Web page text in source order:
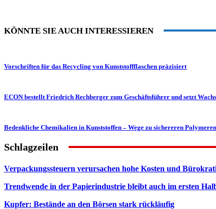
KÖNNTE SIE AUCH INTERESSIEREN
Vorschriften für das Recycling von Kunststoffflaschen präzisiert
ECON bestellt Friedrich Rechberger zum Geschäftsführer und setzt
Bedenkliche Chemikalien in Kunststoffen – Wege zu sichereren Polymeren
Schlagzeilen
Verpackungssteuern verursachen hohe Kosten und
Trendwende in der Papierindustrie bleibt auch im ersten
Kupfer: Bestände an den Börsen stark rückläufig